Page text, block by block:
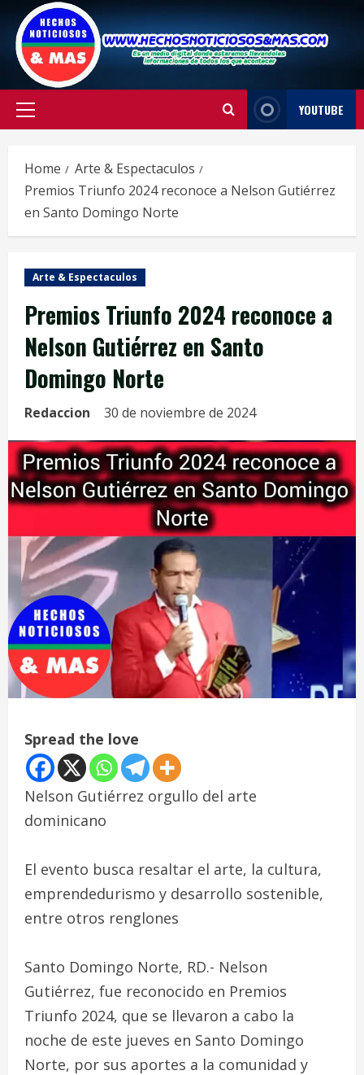
content
Primary
YOUTUBE
Home
Arte & Espectaculos
Premios Triunfo 2024 reconoce a Nelson Gutiérrez
en Santo Domingo Norte
Arte & Espectaculos
Premios Triunfo 2024 reconoce a
Nelson Gutiérrez en Santo
Domingo Norte
Redaccion 30 de noviembre de 2024
Spread the love
Nelson Gutiérrez orgullo del arte
dominicano
El evento busca resaltar el arte, la cultura,
emprendedurismo y desarrollo sostenible,
entre otros renglones
Santo Domingo Norte, RD.- Nelson
Gutiérrez, fue reconocido en Premios
Triunfo 2024, que se llevaron a cabo la
noche de este jueves en Santo Domingo
Norte, por sus aportes a la comunidad y